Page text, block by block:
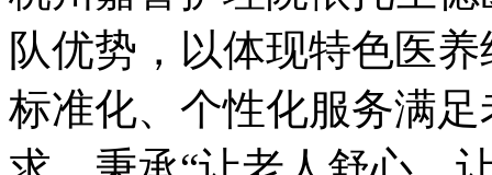
队优势，以体现特色医
标准化、个性化服务满